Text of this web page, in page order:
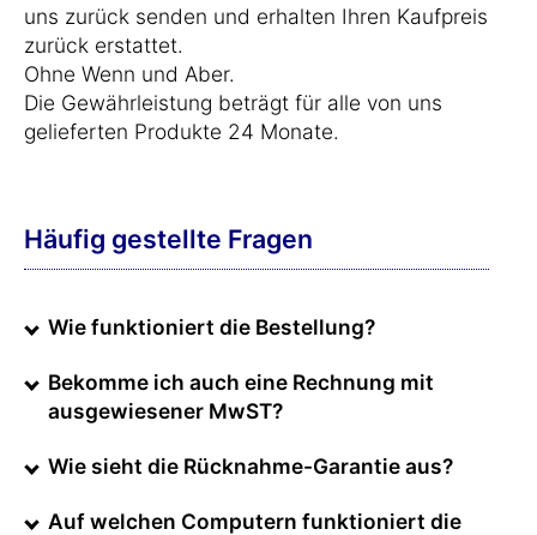
uns zurück senden und erhalten Ihren Kaufpreis
zurück erstattet.
Ohne Wenn und Aber.
Die Gewährleistung beträgt für alle von uns
gelieferten Produkte 24 Monate.
Häufig gestellte Fragen
Wie funktioniert die Bestellung?
Bekomme ich auch eine Rechnung mit
ausgewiesener MwST?
Wie sieht die Rücknahme-Garantie aus?
Auf welchen Computern funktioniert die